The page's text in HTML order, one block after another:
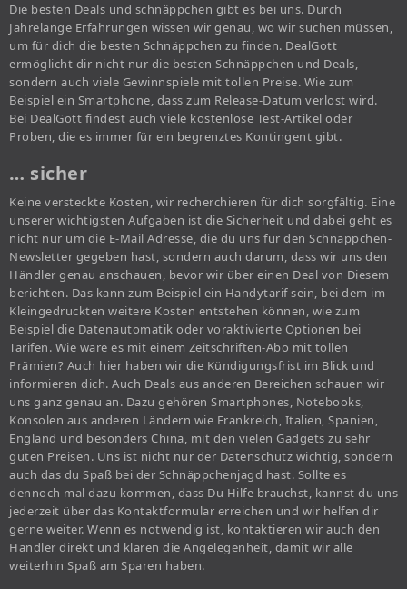
Die besten Deals und schnäppchen gibt es bei uns. Durch
Jahrelange Erfahrungen wissen wir genau, wo wir suchen müssen,
um für dich die besten Schnäppchen zu finden. DealGott
ermöglicht dir nicht nur die besten Schnäppchen und Deals,
sondern auch viele Gewinnspiele mit tollen Preise. Wie zum
Beispiel ein Smartphone, dass zum Release-Datum verlost wird.
Bei DealGott findest auch viele kostenlose Test-Artikel oder
Proben, die es immer für ein begrenztes Kontingent gibt.
… sicher
Keine versteckte Kosten, wir recherchieren für dich sorgfältig. Eine
unserer wichtigsten Aufgaben ist die Sicherheit und dabei geht es
nicht nur um die E-Mail Adresse, die du uns für den Schnäppchen-
Newsletter gegeben hast, sondern auch darum, dass wir uns den
Händler genau anschauen, bevor wir über einen Deal von Diesem
berichten. Das kann zum Beispiel ein Handytarif sein, bei dem im
Kleingedruckten weitere Kosten entstehen können, wie zum
Beispiel die Datenautomatik oder voraktivierte Optionen bei
Tarifen. Wie wäre es mit einem Zeitschriften-Abo mit tollen
Prämien? Auch hier haben wir die Kündigungsfrist im Blick und
informieren dich. Auch Deals aus anderen Bereichen schauen wir
uns ganz genau an. Dazu gehören Smartphones, Notebooks,
Konsolen aus anderen Ländern wie Frankreich, Italien, Spanien,
England und besonders China, mit den vielen Gadgets zu sehr
guten Preisen. Uns ist nicht nur der Datenschutz wichtig, sondern
auch das du Spaß bei der Schnäppchenjagd hast. Sollte es
dennoch mal dazu kommen, dass Du Hilfe brauchst, kannst du uns
jederzeit über das Kontaktformular erreichen und wir helfen dir
gerne weiter. Wenn es notwendig ist, kontaktieren wir auch den
Händler direkt und klären die Angelegenheit, damit wir alle
weiterhin Spaß am Sparen haben.